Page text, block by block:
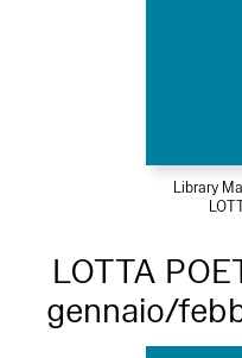
Library
LOTTA
gennaio/